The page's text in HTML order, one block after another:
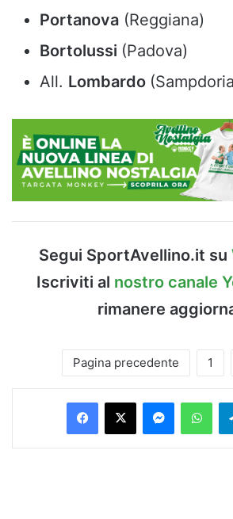
Portanova (Reggiana)
Bortolussi (Padova)
All. Lombardo
Segui SportAvellino.it su
Iscriviti al nostro canale
rimanere
Pagina precedente 1
Facebook
X Messenger